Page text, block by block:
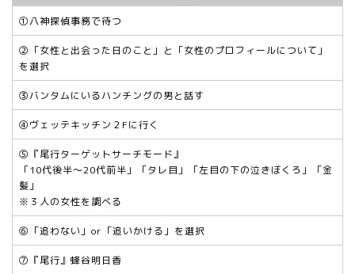
①八神探偵事務で待つ
②「女性と出会った日のこと」と「女性のプロフィールについて」
を選択
③バンタムにいるハンチングの男と話す
④ヴェッテキッチン２Fに行く
⑤『尾行ターゲットサーチモード』
「10代後半～20代前半」「タレ目」「左目の下の泣きぼくろ」「金
髪」
※３人の女性を調べる
⑥「追わない」or「追いかける」を選択
⑦『尾行』蜂谷明日香